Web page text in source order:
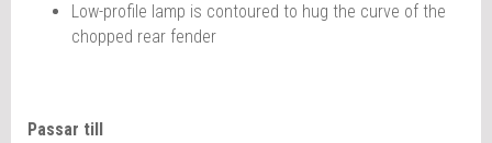
Low-profile lamp is contoured to hug the curve of the
chopped rear fender
Passar till